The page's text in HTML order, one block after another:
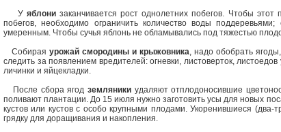
Уяблонизаканчивается рост однолетних побегов. Чтобы
побегов, необходимо ограничить количество воды
умеренным. Чтобы сучья яблонь не обламывались под тяжестью
Собирая урожай смородины и крыжовника, надо обобрать
следить за появлением вредителей: огневки, листоверток,
личинки и яйцекладки.
После сбора ягод земляники удаляют отплодоносившие
поливают плантации. До 15 июля нужно заготовить усы для новых
кустов или кустов с особо крупными плодами. Укоренившиеся
грядку для доращивания и накопления.